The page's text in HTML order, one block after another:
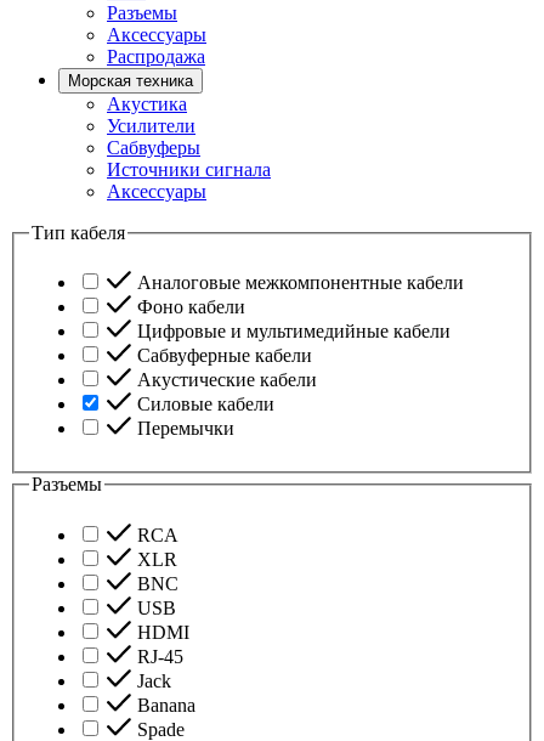
Разъемы
Аксессуары
Распродажа
Морская техника
Акустика
Усилители
Сабвуферы
Источники сигнала
Аксессуары
Тип кабеля
Аналоговые межкомпонентные кабели
Фоно кабели
Цифровые и мультимедийные кабели
Сабвуферные кабели
Акустические кабели
Силовые кабели
Перемычки
Разъемы
RCA
XLR
BNC
USB
HDMI
RJ-45
Jack
Banana
Spade